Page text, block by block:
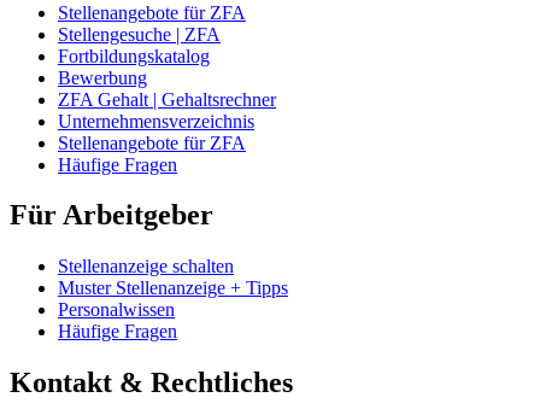
Stellenangebote für ZFA
Stellengesuche | ZFA
Fortbildungskatalog
Bewerbung
ZFA Gehalt | Gehaltsrechner
Unternehmensverzeichnis
Stellenangebote für ZFA
Häufige Fragen
Für Arbeitgeber
Stellenanzeige schalten
Muster Stellenanzeige + Tipps
Personalwissen
Häufige Fragen
Kontakt & Rechtliches